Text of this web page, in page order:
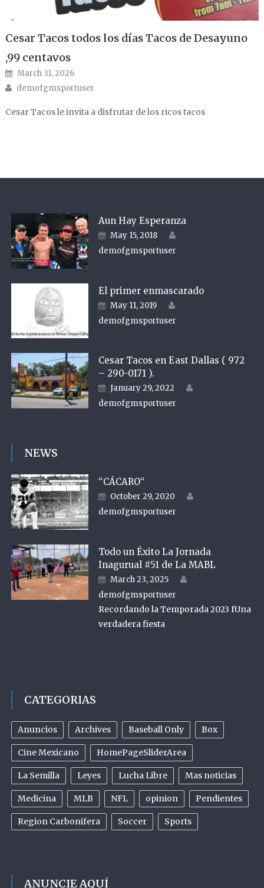
Cesar Tacos todos los días Tacos de Desayuno
,99 centavos
Posted on
March 31, 2026
Author
demofgmsportuser
Cesar Tacos le invita a disfrutar de los ricos tacos
Aun Hay Esperanza
Posted on
May 15, 2018
demofgmsportuser
El primer enmascarado
Posted on
May 11, 2019
demofgmsportuser
Cesar Tacos en East Dallas ( 972
– 290-0171 ).
Posted on
January 29, 2022
demofgmsportuser
NEWS
“CÁCARO“
Posted on
October 29, 2020
demofgmsportuser
Todo un Éxito La Jornada
Inagurual #51 de La MABL
Posted on
March 23, 2025
demofgmsportuser
Recordando la Temporada 2023 fUna
verdadera fiesta
CATEGORIAS
Anuncios Archives Baseball Only Box
Cine Mexicano HomePageSliderArea
La Semilla Leyes Lucha Libre Mas noticias
Medicina MLB NFL opinion Pendientes
Region Carbonifera Soccer Sports
ANUNCIE AQUÍ